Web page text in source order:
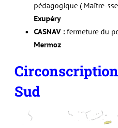
pédagogique ( Maître-
Exupéry
CASNAV : fermeture du
Mermoz
Sud